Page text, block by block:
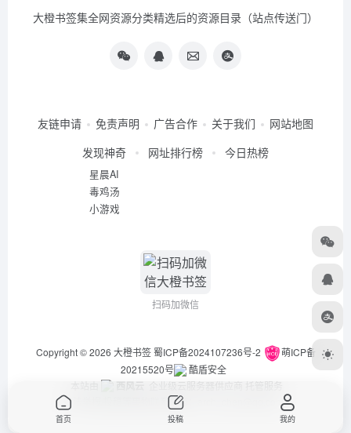
大橙书签集全网资源分类精选后的资源目录（站点传送门）
友链申请 免责声明 广告合作 关于我们
网站地图
发现神奇
星晨AI
毒鸡汤
小游戏
网址排行榜 今日热榜
扫码加微信
Copyright © 2026 大橙书签 蜀ICP备2024107236号-2
萌ICP备
20215520号
酷盾安全
本站由
西风云 企业级云服务器供应商 托管服务
违法举报/投稿等事物联系邮箱：arch_chen@qq.com
首页 投稿 我的